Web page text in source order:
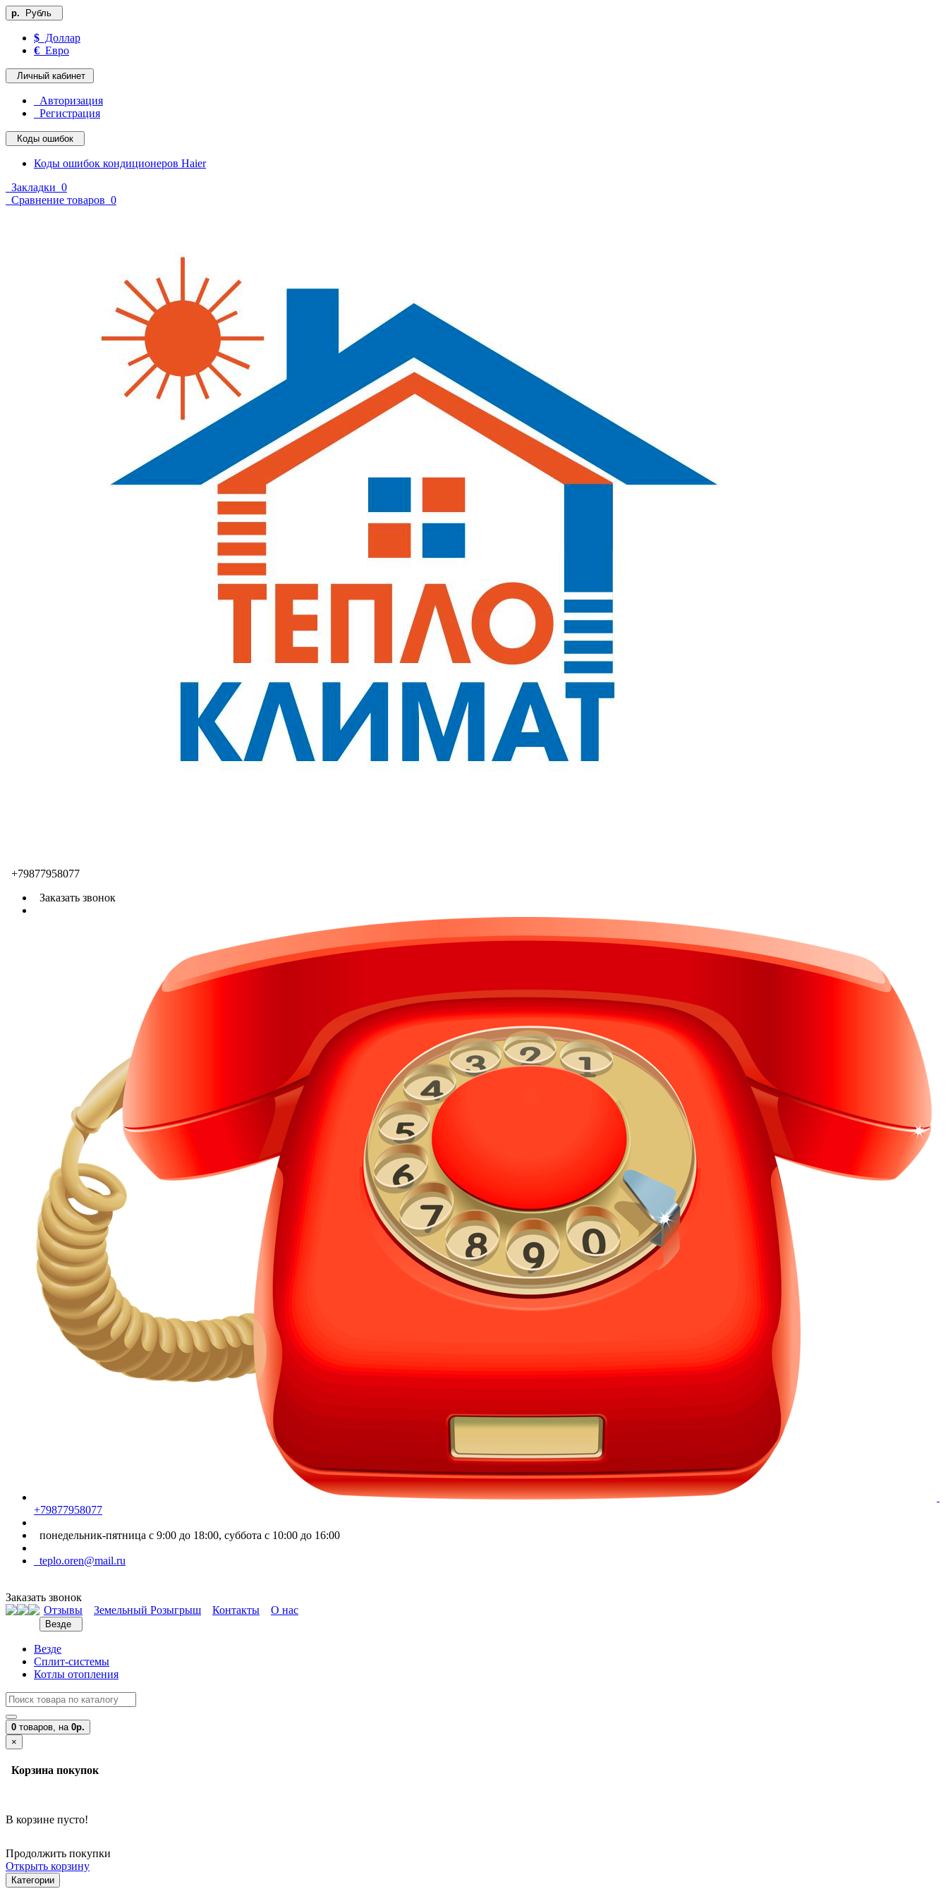
р. Рубль
$ Доллар
€ Евро
Личный кабинет
Авторизация
Регистрация
Коды ошибок
Коды ошибок кондиционеров Haier
Закладки 0
Сравнение товаров 0
+79877958077
Заказать звонок
+79877958077
понедельник-пятница с 9:00 до 18:00, суббота с 10:00 до 16:00
teplo.oren@mail.ru
Заказать звонок
Отзывы
Земельный Розыгрыш Контакты О нас
Везде
Везде
Сплит-системы
Котлы отопления
0 товаров, на 0р.
×
Корзина покупок
В корзине пусто!
Продолжить покупки
Открыть корзину
Категории